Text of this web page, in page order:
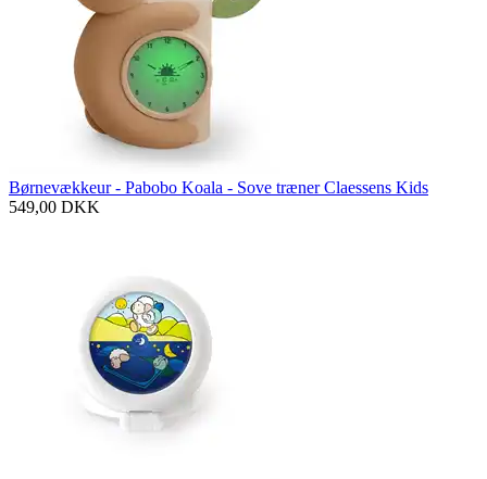
Børnevækkeur - Pabobo Koala - Sove træner Claessens Kids
549,00 DKK